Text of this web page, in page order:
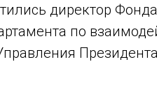
директор
по